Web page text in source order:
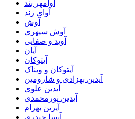
آوامهر بند
آوای زند
آوش
آوش سپهری
آوید و صفایی
آیان
آیتوکان
آیتوکان و ویناک
آیدین بهزادی و شارومین
آیدین علوی
آیدین نورمحمدی
آیرین بهرام
آیسا حیدری